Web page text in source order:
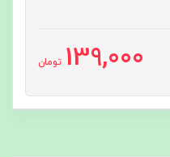
139,000 تومان